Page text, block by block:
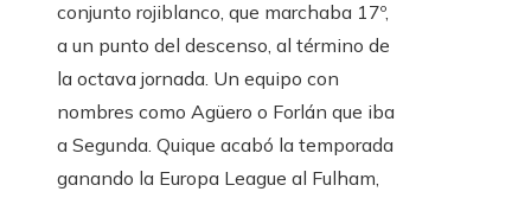
conjunto rojiblanco, que marchaba 17º,
a un punto del descenso, al término de
la octava jornada. Un equipo con
nombres como Agüero o Forlán que iba
a Segunda. Quique acabó la temporada
ganando la Europa League al Fulham,